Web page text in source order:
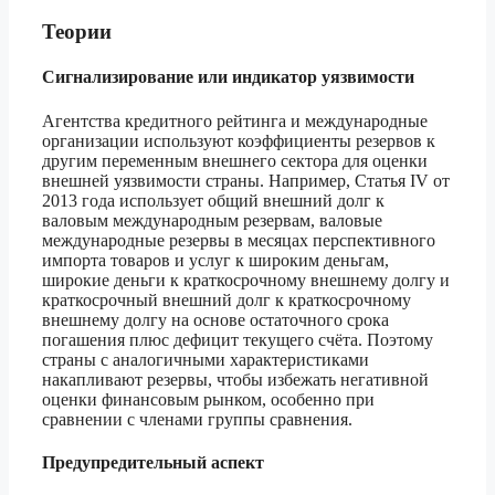
Теории
Сигнализирование или индикатор уязвимости
Агентства кредитного рейтинга и международные
организации используют коэффициенты резервов к
другим переменным внешнего сектора для оценки
внешней уязвимости страны. Например, Статья IV от
2013 года использует общий внешний долг к
валовым международным резервам, валовые
международные резервы в месяцах перспективного
импорта товаров и услуг к широким деньгам,
широкие деньги к краткосрочному внешнему долгу и
краткосрочный внешний долг к краткосрочному
внешнему долгу на основе остаточного срока
погашения плюс дефицит текущего счёта. Поэтому
страны с аналогичными характеристиками
накапливают резервы, чтобы избежать негативной
оценки финансовым рынком, особенно при
сравнении с членами группы сравнения.
Предупредительный аспект